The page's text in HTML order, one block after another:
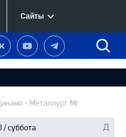
Сайты
Наш
канал
YouTube
Наш
канал
Telegram
- Металлург Мг
/ суббота